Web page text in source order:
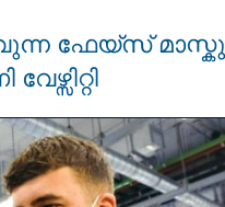
ഫേയ്സ് മാസ്കു